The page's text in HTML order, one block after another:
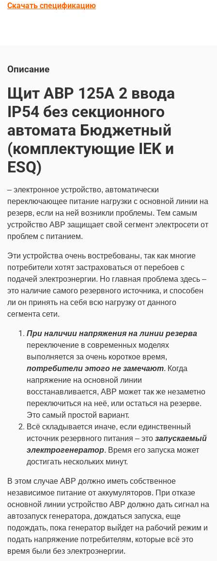
Скачать спецификацию
Описание
Щит АВР 125А 2 ввода
IP54 без секционного
автомата Бюджетный
(комплектующие IEK и
ESQ)
– электронное устройство, автоматически
переключающее питание нагрузки с основной линии на
резерв, если на ней возникли проблемы. Тем самым
устройство АВР защищает свой сегмент электросети от
проблем с питанием.
Эти устройства очень востребованы, так как многие
потребители хотят застраховаться от перебоев с
подачей электроэнергии. Но главная проблема здесь –
это наличие самого резервного источника, и способен
ли он принять на себя всю нагрузку от данного
сегмента сети.
При наличии напряжения на линии резерва
переключение в современных моделях
выполняется за очень короткое время,
потребители этого не замечают. Когда
напряжение на основной линии
восстанавливается, АВР может так же незаметно
переключиться на неё, или остаться на резерве.
Это самый простой вариант.
Всё складывается иначе, если единственный
источник резервного питания – это запускаемый
электрогенератор. Время его запуска может
достигать нескольких минут.
В этом случае АВР должно иметь собственное
независимое питание от аккумуляторов. При отказе
основной линии устройство АВР должно дать сигнал на
автозапуск генератора, дождаться запуска, еще
подождать, пока генератор выйдет на рабочий режим и
подать напряжение потребителям, которые всё это
время были без электроэнергии.